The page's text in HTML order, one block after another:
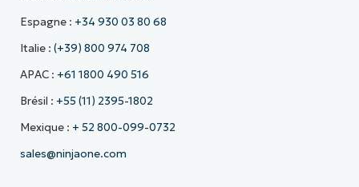
Espagne : +34 930 03 80 68
Italie : (+39) 800 974 708
APAC : +61 1800 490 516
Brésil : +55 (11) 2395-1802
Mexique : + 52 800-099-0732
sales@ninjaone.com